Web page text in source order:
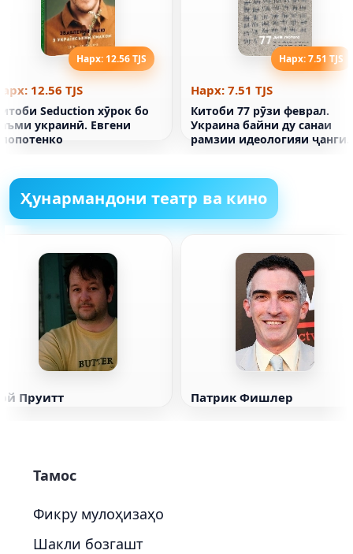
Нарх: 12.56 TJS
12.56 TJS
Seduction хӯрок бо
украинӣ. Евгени
Нарх: 7.51 TJS
Нарх: 7.51 TJS
Китоби 77 рӯзи феврал.
Украина байни ду санаи
рамзии идеологияи ҷанги
Ҳунармандони театр ва кино
Пруитт Патрик Фишлер
Тамос
Фикру мулоҳизаҳо
Шакли бозгашт